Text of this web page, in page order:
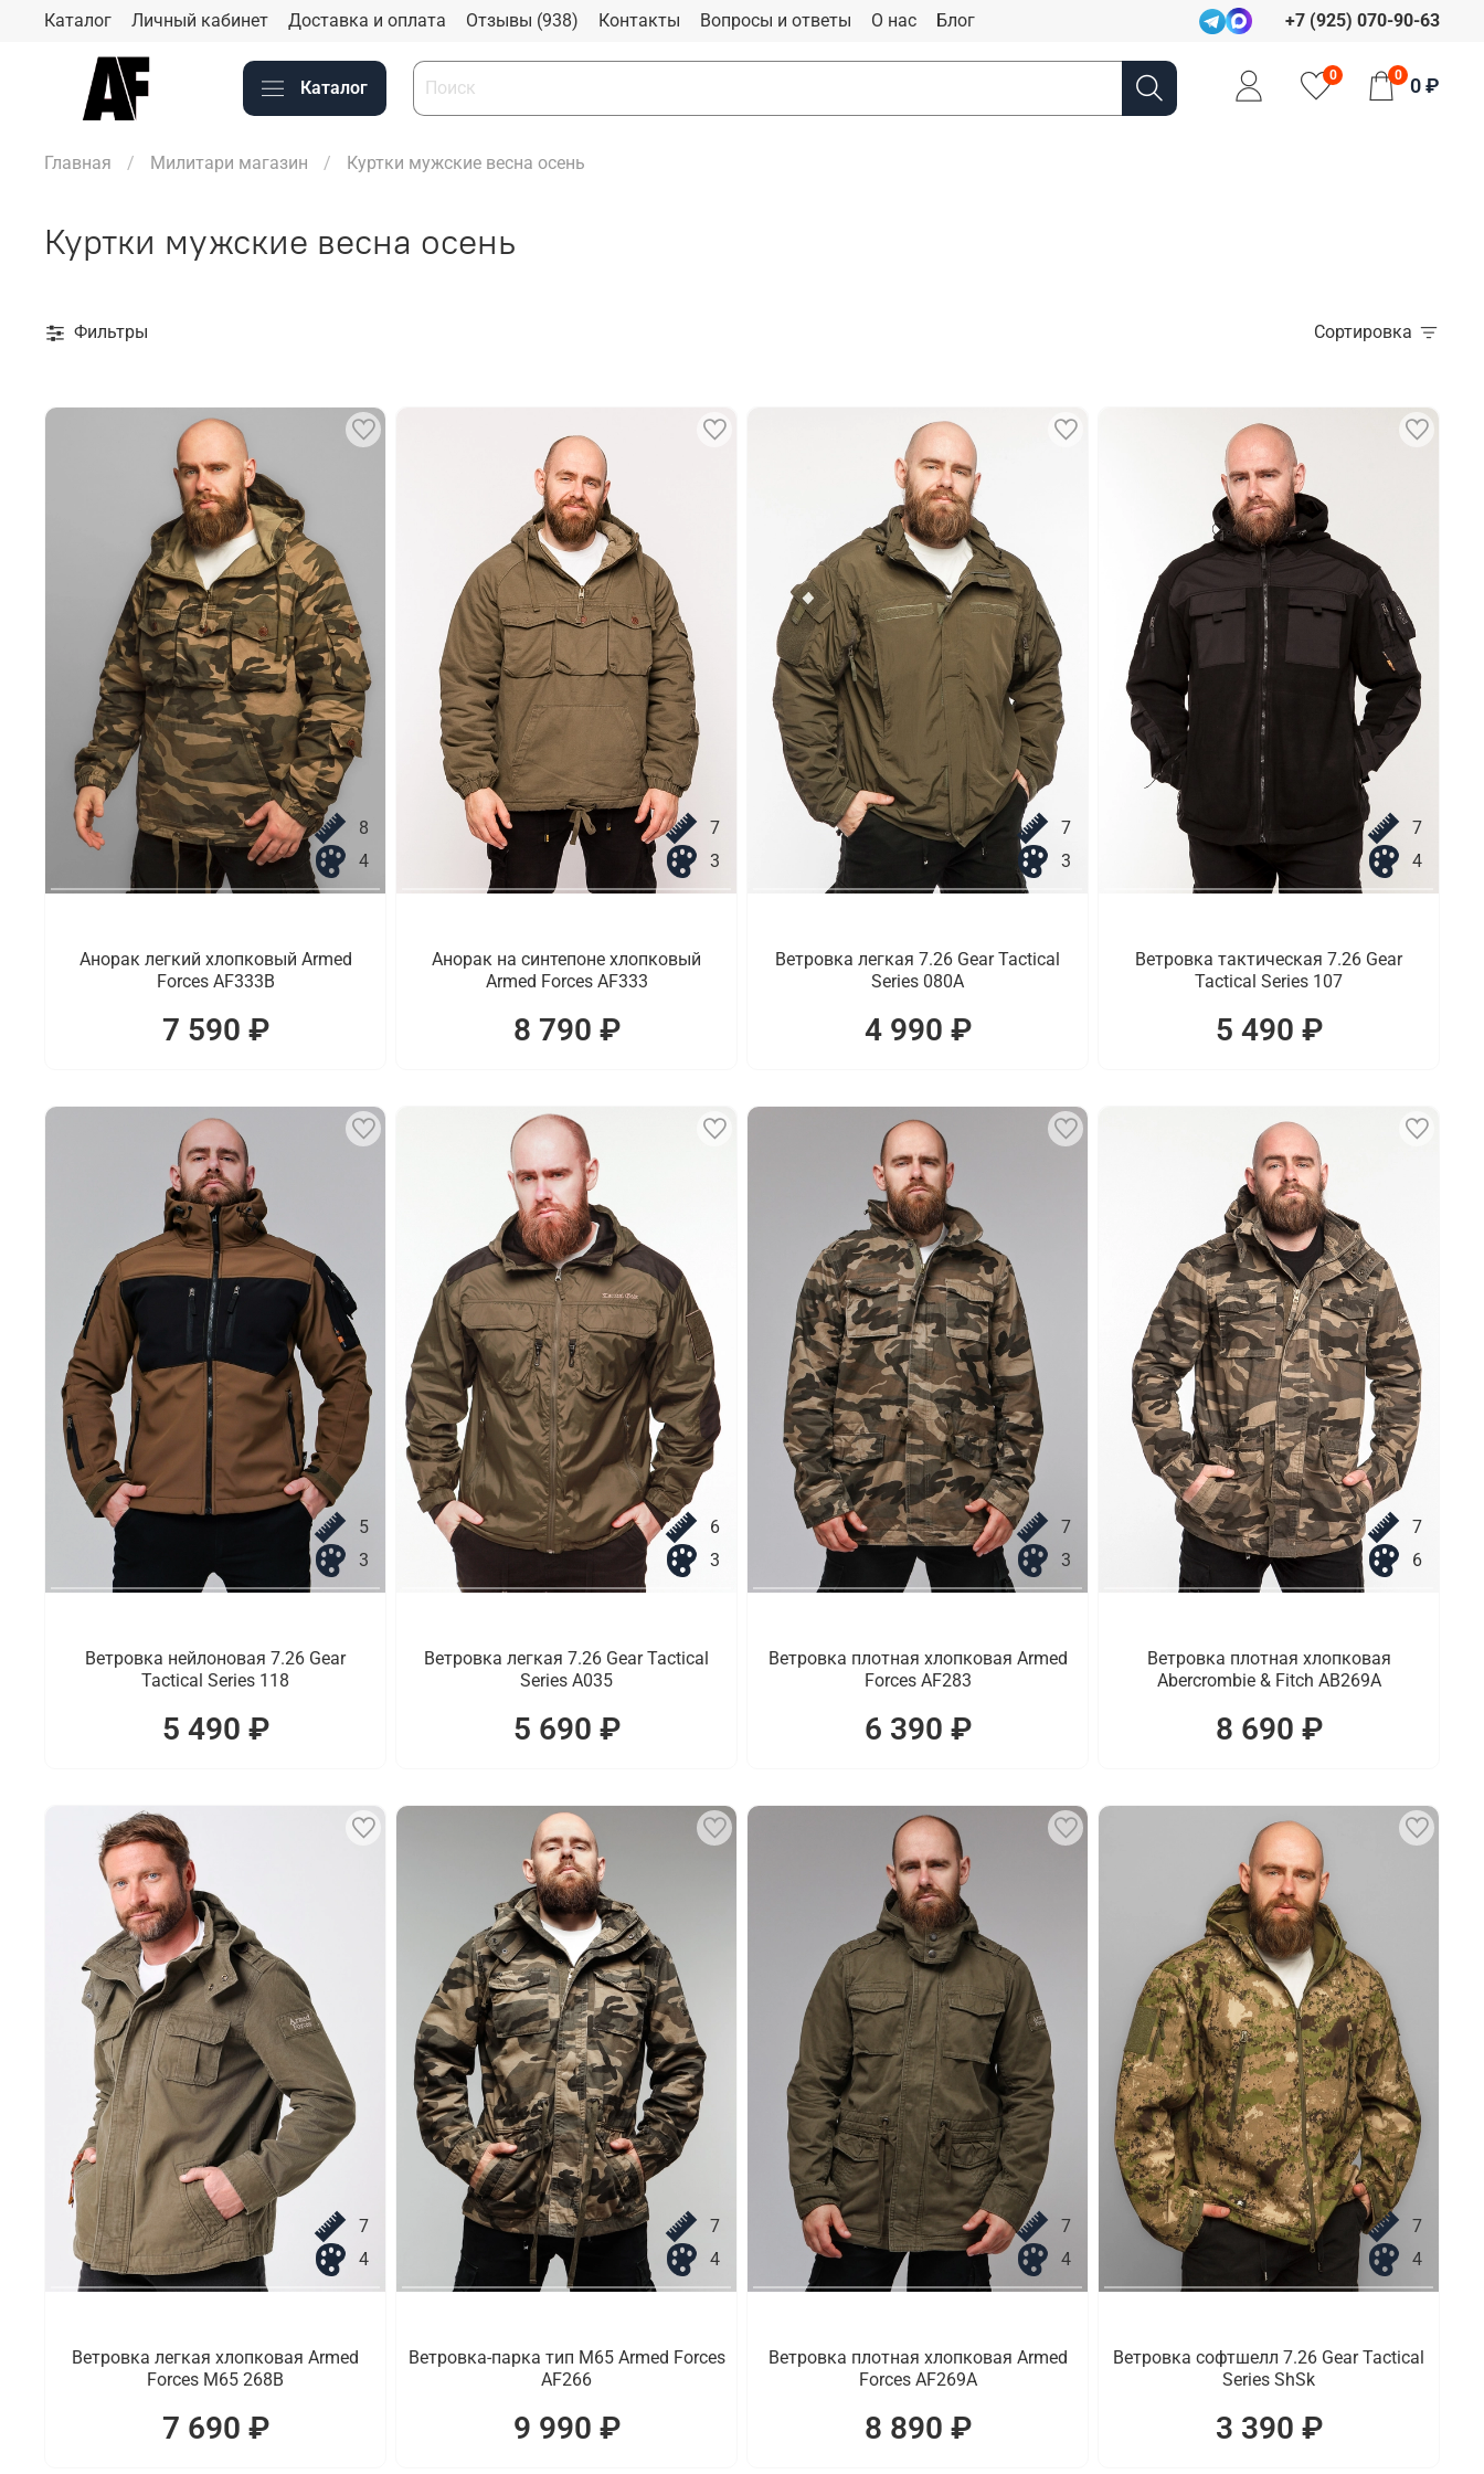
Каталог Личный кабинет Доставка и оплата Отзывы (938) Контакты Вопросы и ответы О нас Блог +7 (925) 070-90-63
Каталог
0 0 0 ₽
Главная Милитари магазин Куртки мужские весна осень
Куртки мужские весна осень
Фильтры Сортировка
8
4
Анорак легкий хлопковый Armed
Forces AF333B
7 590 ₽
7
3
Анорак на синтепоне хлопковый
Armed Forces AF333
8 790 ₽
7
3
Ветровка легкая 7.26 Gear Tactical
Series 080A
4 990 ₽
7
4
Ветровка тактическая 7.26 Gear
Tactical Series 107
5 490 ₽
5
3
Ветровка нейлоновая 7.26 Gear
Tactical Series 118
5 490 ₽
6
3
Ветровка легкая 7.26 Gear Tactical
Series A035
5 690 ₽
7
3
Ветровка плотная хлопковая Armed
Forces AF283
6 390 ₽
7
6
Ветровка плотная хлопковая
Abercrombie & Fitch AB269A
8 690 ₽
7
4
Ветровка легкая хлопковая Armed
Forces M65 268B
7 690 ₽
7
4
Ветровка-парка тип M65 Armed Forces
AF266
9 990 ₽
7
4
Ветровка плотная хлопковая Armed
Forces AF269A
8 890 ₽
7
4
Ветровка софтшелл 7.26 Gear Tactical
Series ShSk
3 390 ₽